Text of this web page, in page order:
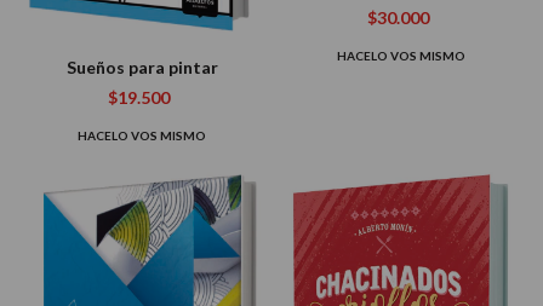
Sueños para pintar
$19.500
HACELO VOS MISMO
$30.000
HACELO VOS MISMO